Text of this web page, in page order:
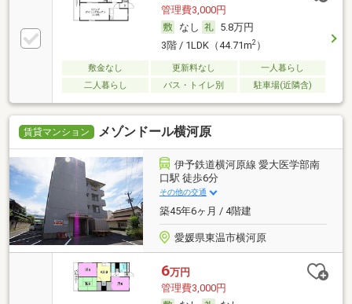
管理費3,000円
なし
5.8万円
3階 / 1LDK（44.71m2）
敷金なし 更新料なし
一人暮らし
二人暮らし
バス・トイレ別 駐車場(近隣含)
賃貸マンション メゾンドール横河原
伊予鉄道横河原線 愛大医学部南
口駅 徒歩6分
その他の交通
築45年6ヶ月 / 4階建
愛媛県東温市横河原
6万円
管理費3,000円